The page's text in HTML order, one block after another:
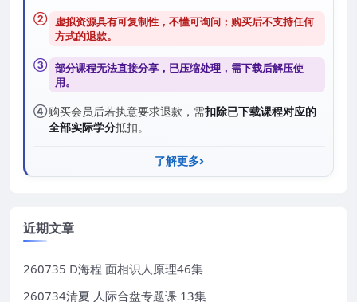
② 虚拟资源具有可复制性，不懂可询问；购买后不支持任何
方式的退款。
③ 部分课程无法直接分享，已压缩处理，需下载后解压使
用。
④购买会员后若执意要求退款，需扣除已下载课程对应的
全部实际学分抵扣。
了解更多
近期文章
260735 D海程 面相识人原理46集
260734清夏 人际合盘专题课 13集